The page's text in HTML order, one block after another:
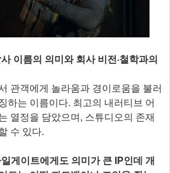
이름의 의미와 회사 비전·철학과의
관객에게 놀라움과 경이로움을 불러
하는 이름이다. 최고의 내러티브 어
열정을 담았으며, 스튜디오의 존재
수 있다.
게이트에게도 의미가 큰 IP인데 개